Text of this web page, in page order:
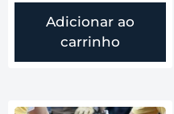
Adicionar ao
carrinho